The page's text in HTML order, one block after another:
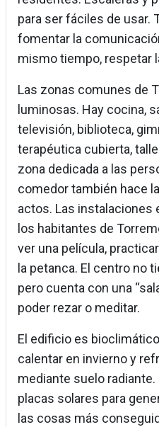
para ser fáciles de usar.
fomentar la
mismo tiempo, respetar
Las zonas comunes de
luminosas. Hay cocina,
televisión, biblioteca,
terapéutica cubierta,
zona dedicada a las
comedor también hace
actos. Las instalaciones
los habitantes de
ver una película,
la petanca. El centro no
pero cuenta con una
poder rezar o meditar.
El edificio es
calentar en invierno y
mediante suelo
placas solares para
las cosas más